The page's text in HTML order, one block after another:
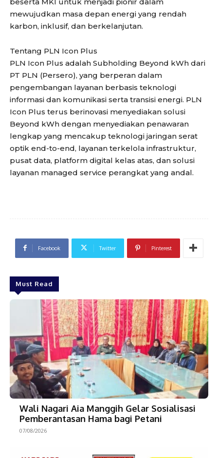
mewujudkan masa depan energi yang rendah
karbon, inklusif, dan berkelanjutan.
Tentang PLN Icon Plus
PLN Icon Plus adalah Subholding Beyond kWh dari
PT PLN (Persero), yang berperan dalam
pengembangan layanan berbasis teknologi
informasi dan komunikasi serta transisi energi. PLN
Icon Plus terus berinovasi menyediakan solusi
Beyond kWh dengan menyediakan penawaran
lengkap yang mencakup teknologi jaringan serat
optik end-to-end, layanan terkelola infrastruktur,
pusat data, platform digital kelas atas, dan solusi
layanan managed service perangkat yang andal.
Facebook Twitter Pinterest
Must Read
Wali Nagari Aia Manggih Gelar Sosialisasi
Pemberantasan Hama bagi Petani
07/08/2026